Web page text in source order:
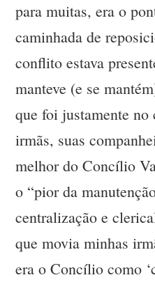
para muitas, era o
caminhada de
conflito estava
manteve (e se
que foi justamente
irmãs, suas
melhor do Concílio
o “pior da
centralização e
que movia minhas
era o Concílio como